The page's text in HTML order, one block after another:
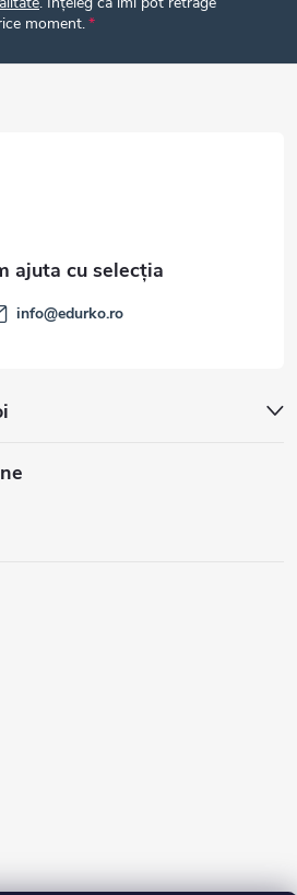
moment.
info@edurko.ro